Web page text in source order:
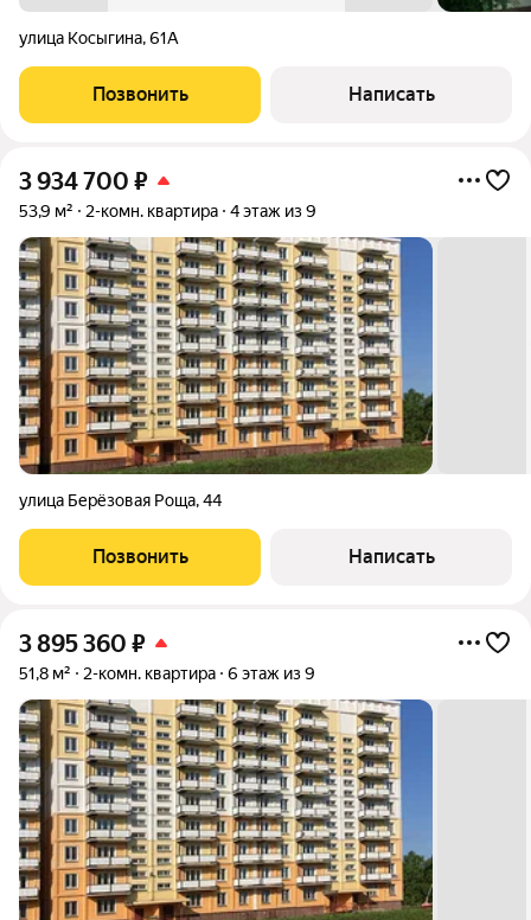
улица Косыгина,61А
Позвонить Написать
3 934 700 ₽
53,9 м² 2-комн. квартира 4 этаж из 9
улица Берёзовая Роща,44
Позвонить Написать
3 895 360 ₽
51,8 м² 2-комн. квартира 6 этаж из 9